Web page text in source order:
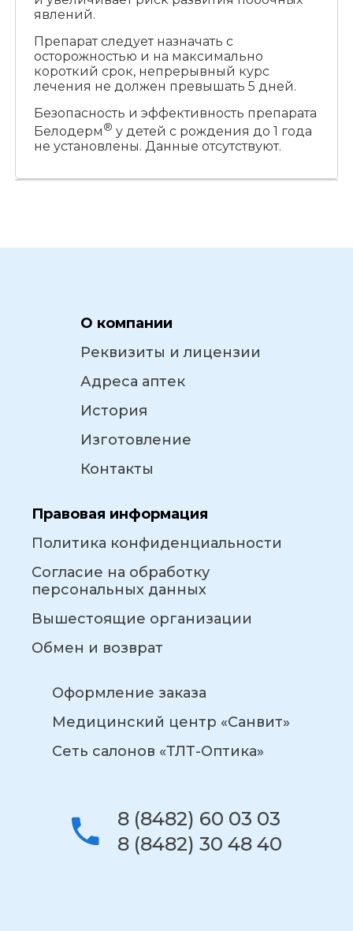
явлений.
Препарат следует назначать с
осторожностью и на максимально
короткий срок, непрерывный курс
лечения не должен превышать 5 дней.
Безопасность и эффективность препарата
Белодерм® у детей с рождения до 1 года
не установлены. Данные отсутствуют.
О компании
Реквизиты и лицензии
Адреса аптек
История
Изготовление
Контакты
Правовая информация
Политика конфиденциальности
Согласие на обработку
персональных данных
Вышестоящие организации
Обмен и возврат
Оформление заказа
Медицинский центр «Санвит»
Сеть салонов «ТЛТ-Оптика»
8 (8482) 60 03 03
8 (8482) 30 48 40